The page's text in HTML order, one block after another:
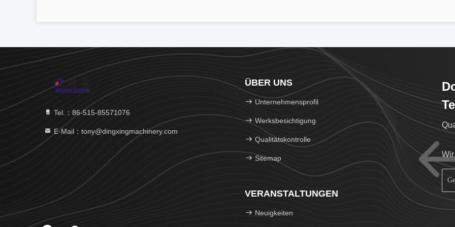
Tel.：86-515-85571076
E-Mail：tony@dingxingmachinery.com
ÜBER UNS
Unternehmensprofil
Werksbesichtigung
Qualitätskontrolle
Sitemap
VERANSTALTUNGEN
Neuigkeiten